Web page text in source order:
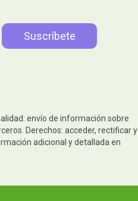
envío de información sobre
Derechos: acceder, rectificar y
adicional y detallada en